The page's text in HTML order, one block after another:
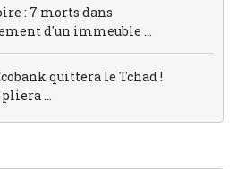
: 7 morts dans
d'un immeuble ...
quittera le Tchad !
...